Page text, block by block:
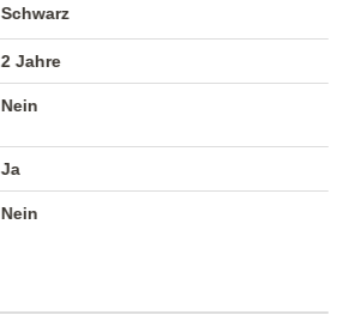
Schwarz
2 Jahre
Nein
Ja
Nein